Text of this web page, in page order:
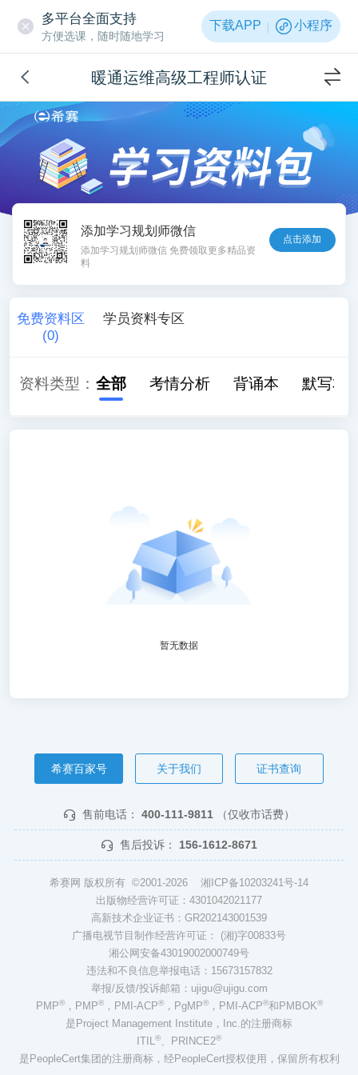
多平台全面支持
方便选课，随时随地学习
下载APP 小程序
暖通运维高级工程师认证
添加学习规划师微信
添加学习规划师微信 免费领取更多精品资
料
点击添加
免费资料区
(0)
学员资料专区
资料类型： 全部 考情分析 背诵本 默写本
暂无数据
希赛百家号 关于我们 证书查询
售前电话： 400-111-9811 （仅收市话费）
售后投诉： 156-1612-8671
希赛网 版权所有 ©2001-2026 湘ICP备10203241号-14
出版物经营许可证：4301042021177
高新技术企业证书：GR202143001539
广播电视节目制作经营许可证： (湘)字00833号
湘公网安备43019002000749号
违法和不良信息举报电话：15673157832
举报/反馈/投诉邮箱：ujigu@ujigu.com
PMP®，PMP®，PMI-ACP®，PgMP®，PMI-ACP®和PMBOK®
是Project Management Institute，Inc.的注册商标
ITIL®、PRINCE2®
是PeopleCert集团的注册商标，经PeopleCert授权使用，保留所有权利